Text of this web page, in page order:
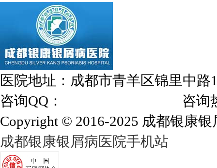
医院地址：成都市青羊区锦里中
咨询QQ：
咨询热线
Copyright © 2016-2025 成都银康银
成都银康银屑病医院手机站